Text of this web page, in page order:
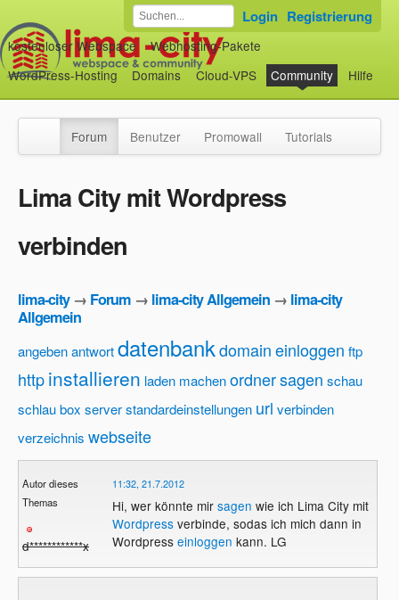
kostenloser Webspace
Webhosting-Pakete
WordPress-Hosting
Domains Cloud-VPS Community Hilfe
Login Registrierung
Forum Benutzer Promowall Tutorials
Lima City mit Wordpress
verbinden
lima-city→ Forum → lima-city Allgemein → lima-city
Allgemein
angebenantwortdatenbankdomaineinloggen ftp
httpinstallieren laden machenordnersagen schau
schlau box serverstandardeinstellungen url verbinden
verzeichnis webseite
Autor dieses
Themas
d************x
11:32, 21.7.2012
Hi, wer könnte mir sagen wie ich Lima City mit
Wordpressverbinde, sodas ich mich dann in
Wordpress einloggen kann. LG